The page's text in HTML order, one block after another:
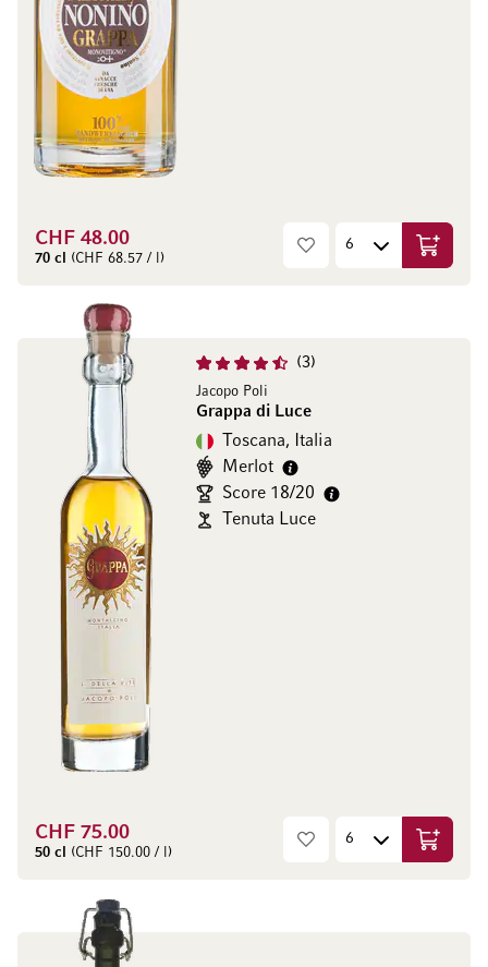
CHF 48.00
70 cl (CHF 68.57 / l)
3
Jacopo Poli
Grappa di Luce
Toscana, Italia
Merlot
Score 18/20
Tenuta Luce
CHF 75.00
50 cl (CHF 150.00 / l)